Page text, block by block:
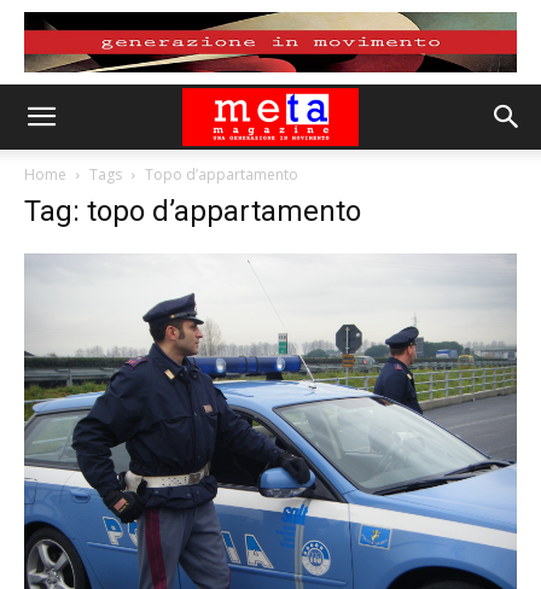
Home Tags Topo d’appartamento
Tag: topo d’appartamento